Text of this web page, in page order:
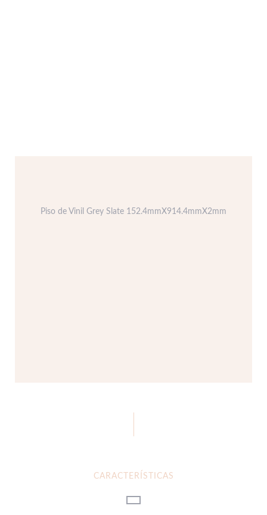
Piso de Vinil Grey Slate 152.4mmX914.4mmX2mm
CARACTERÍSTICAS